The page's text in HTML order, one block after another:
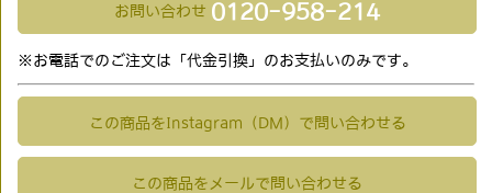
お問い合わせ 0120-958-214
※お電話でのご注文は「代金引換」のお支払いのみです。
この商品をInstagram（DM）で問い合わせる
この商品をメールで問い合わせる